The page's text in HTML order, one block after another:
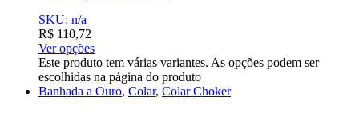
SKU: n/a
R$ 110,72
Ver opções
Este produto tem várias variantes. As opções podem ser
escolhidas na página do produto
Banhada a Ouro, Colar, Colar Choker